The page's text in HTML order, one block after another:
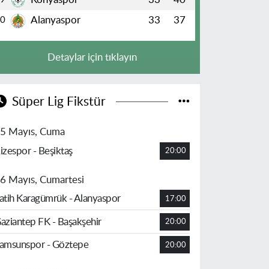
Alanyaspor 33 37
Detaylar için tıklayın
Süper Lig Fikstür
Mayıs, Cuma
- Beşiktaş
20:00
Mayıs, Cumartesi
Karagümrük - Alanyaspor
17:00
FK - Başakşehir 20:00
- Göztepe 20:00